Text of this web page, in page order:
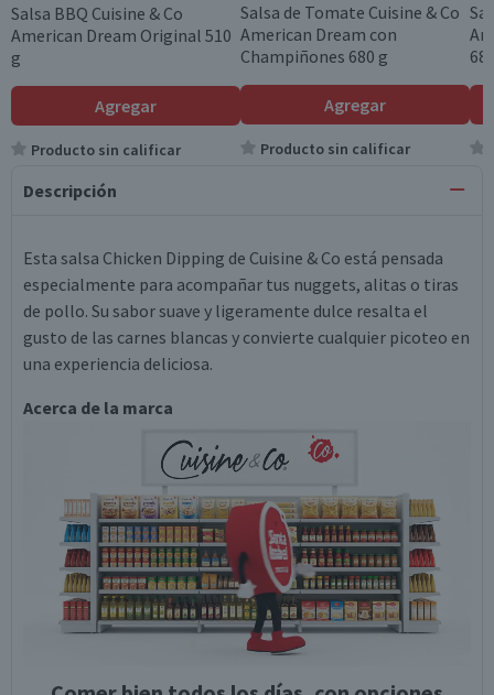
Salsa BBQ Cuisine & Co
American Dream Original 510
g
Agregar
Producto sin calificar
Salsa de Tomate Cuisine & Co
American Dream con
Champiñones 680 g
Agregar
Producto sin calificar
Descripción
Esta salsa Chicken Dipping de Cuisine & Co está pensada
especialmente para acompañar tus nuggets, alitas o tiras
de pollo. Su sabor suave y ligeramente dulce resalta el
gusto de las carnes blancas y convierte cualquier picoteo en
una experiencia deliciosa.
Acerca de la marca